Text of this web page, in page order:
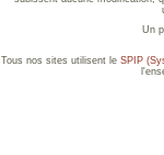
Un
Tous nos sites utilisent le SPIP